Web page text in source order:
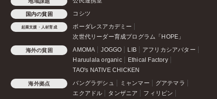
国内の貧困 コシツ
起業支援・人材育成
ボーダレスアカデミー
次世代リーダー育成プログラム「HOPE」
海外の貧困 AMOMA JOGGO LIB
アフリカシアバター
Haruulala organic
Ethical Factory
TAO's NATIVE CHICKEN
海外拠点 バングラデシュ ミャンマー
グアテマラ
エクアドル
タンザニア フィリピン